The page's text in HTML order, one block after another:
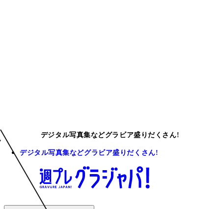
デジタル写真集などグラビア盛りだくさん!
デジタル写真集などグラビア盛りだくさん!